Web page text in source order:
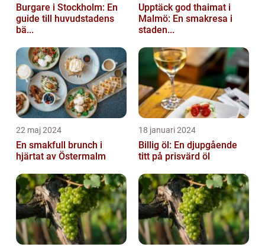
Burgare i Stockholm: En
guide till huvudstadens
bä...
Upptäck god thaimat i
Malmö: En smakresa i
staden...
22 maj 2024
En smakfull brunch i
hjärtat av Östermalm
18 januari 2024
Billig öl: En djupgående
titt på prisvärd öl